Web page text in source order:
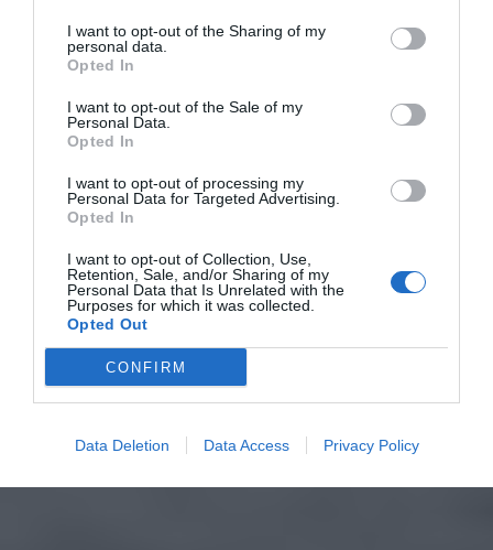
I want to opt-out of the Sharing of my
personal data.
Opted In
I want to opt-out of the Sale of my
Personal Data.
Opted In
I want to opt-out of processing my
Personal Data for Targeted Advertising.
Opted In
I want to opt-out of Collection, Use,
Retention, Sale, and/or Sharing of my
Personal Data that Is Unrelated with the
Purposes for which it was collected.
Opted Out
CONFIRM
Data Deletion Data Access Privacy Policy